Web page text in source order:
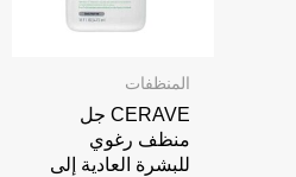
المنظفات
CERAVE جل
منظف رغوي
للبشرة العادية إلى